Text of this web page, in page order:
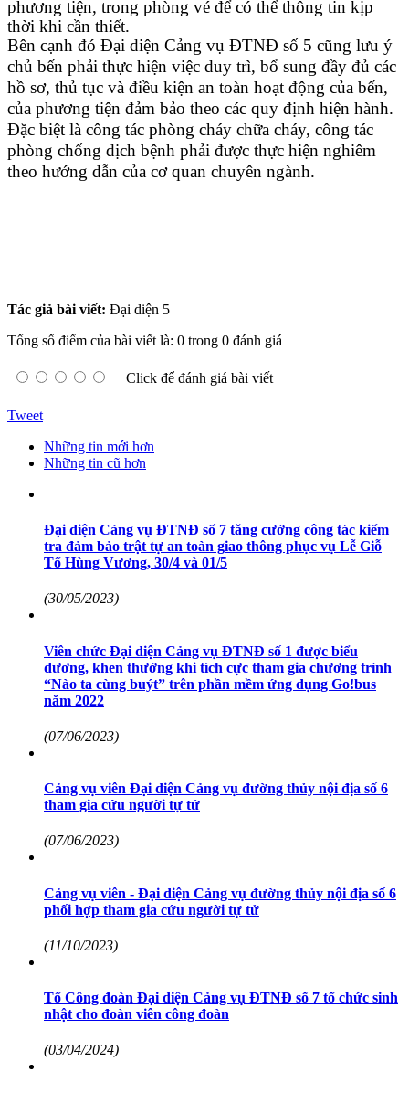
phương tiện, trong phòng vé để có thể thông tin kịp
thời khi cần thiết.
Bên cạnh đó Đại diện Cảng vụ ĐTNĐ số 5 cũng lưu ý
chủ bến phải thực hiện việc duy trì, bổ sung đầy đủ các
hồ sơ, thủ tục và điều kiện an toàn hoạt động của bến,
của phương tiện đảm bảo theo các quy định hiện hành.
Đặc biệt là công tác phòng cháy chữa cháy, công tác
phòng chống dịch bệnh phải được thực hiện nghiêm
theo hướng dẫn của cơ quan chuyên ngành.
Tác giả bài viết: Đại diện 5
Tổng số điểm của bài viết là: 0 trong 0 đánh giá
Click để đánh giá bài viết
Tweet
Những tin mới hơn
Những tin cũ hơn
Đại diện Cảng vụ ĐTNĐ số 7 tăng cường công tác kiểm
tra đảm bảo trật tự an toàn giao thông phục vụ Lễ Giỗ
Tổ Hùng Vương, 30/4 và 01/5
(30/05/2023)
Viên chức Đại diện Cảng vụ ĐTNĐ số 1 được biểu
dương, khen thưởng khi tích cực tham gia chương trình
“Nào ta cùng buýt” trên phần mềm ứng dụng Go!bus
năm 2022
(07/06/2023)
Cảng vụ viên Đại diện Cảng vụ đường thủy nội địa số 6
tham gia cứu người tự tử
(07/06/2023)
Cảng vụ viên - Đại diện Cảng vụ đường thủy nội địa số 6
phối hợp tham gia cứu người tự tử
(11/10/2023)
Tổ Công đoàn Đại diện Cảng vụ ĐTNĐ số 7 tổ chức sinh
nhật cho đoàn viên công đoàn
(03/04/2024)